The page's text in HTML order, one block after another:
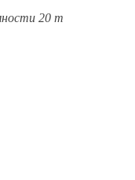
20 т